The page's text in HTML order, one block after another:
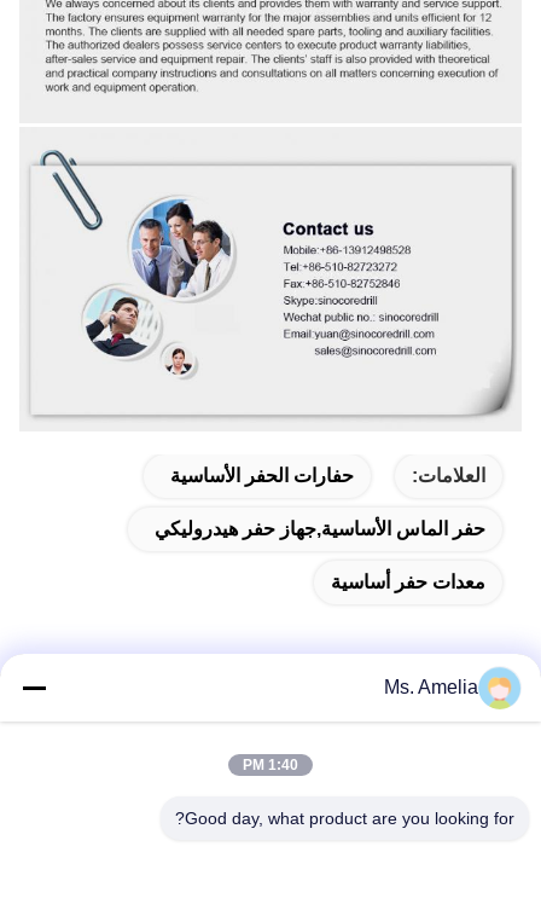
العلامات: حفارات الحفر الأساسية
حفر الماس الأساسية,جهاز حفر هيدروليكي
معدات حفر أساسية
لا، لا، لا122شارع شيزانغ، مدينة ووشي، مقاطعة جيانغسو،
Ms. Amelia
1:40 PM
Good day, what product are you looking for?